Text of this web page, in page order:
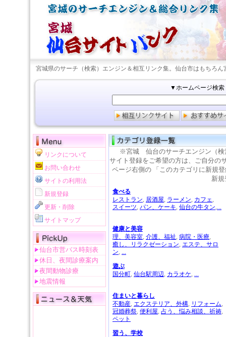
宮城県のサーチ（検索）エンジン＆相互リンク集。 仙台市はもちろん
▼ホームページ検索
リンクについて
お問い合わせ
サイトの利用法
新規登録
更新・削除
サイトマップ
仙台市営バス時刻表
休日、夜間診療案内
夜間動物診療
地震情報
※宮城 仙台のサーチエンジン（
サイト登録をご希望の方は、ご自分の
ページ右側の 「このカテゴリに新規
新
食べる
レストラン, 居酒屋, ラーメン, カフェ,
スイーツ, パン、ケーキ, 仙台の牛タン,...
健康と美容
理、美容室, 介護、福祉, 病院・医療,
癒し、リラクゼーション, エステ、サロ
ン, ...
遊ぶ
国分町, 仙台駅周辺, カラオケ, ...
住まいと暮らし
不動産, エクステリア、外構, リフォーム,
冠婚葬祭, 便利屋, 占う、悩み相談、祈祷,
ペット
習う、学校